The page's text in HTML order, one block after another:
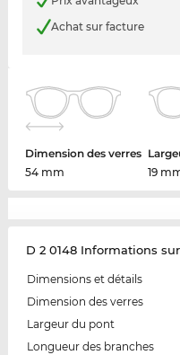
Achat sur facture
Dimension des verres
54 mm
19
D 2 0148 Informations
Dimensions et détails
Dimension des verres
Largeur du pont
Longueur des branches